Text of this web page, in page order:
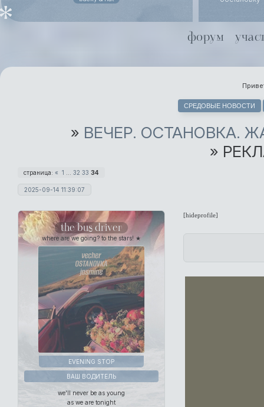
даже не
форум
СРЕДОВЫЕ НОВОСТИ
» ВЕЧЕР. ОСТАНОВКА.
»
страница: « 1 32 33 34
2025-09-14 11:39:07
the bus driver
where are we going? to the stars! ★
EVENING STOP
ВАШ ВОДИТЕЛЬ
we'll never be as young
as we are tonight
[hideprofile]